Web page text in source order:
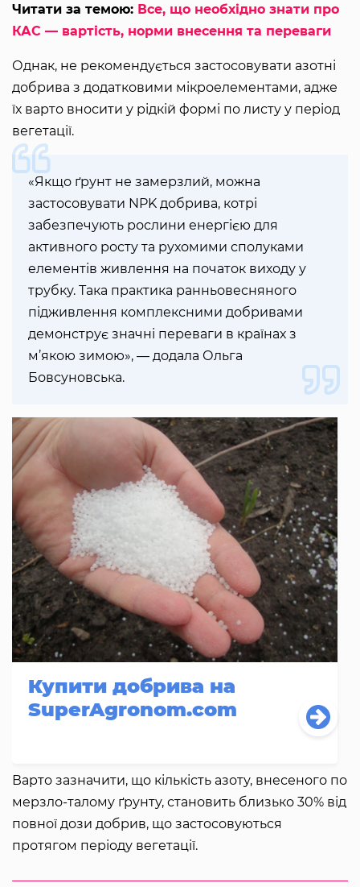
Читати за темою: Все, що необхідно знати про
КАС — вартість, норми внесення та переваги
Однак, не рекомендується застосовувати азотні
добрива з додатковими мікроелементами, адже
їх варто вносити у рідкій формі по листу у період
вегетації.
«Якщо ґрунт не замерзлий, можна
застосовувати NPK добрива, котрі
забезпечують рослини енергією для
активного росту та рухомими сполуками
елементів живлення на початок виходу у
трубку. Така практика ранньовесняного
підживлення комплексними добривами
демонструє значні переваги в країнах з
м’якою зимою», — додала Ольга
Бовсуновська.
Купити добрива на
SuperAgronom.com
Варто зазначити, що кількість азоту, внесеного по
мерзло-талому ґрунту, становить близько 30% від
повної дози добрив, що застосовуються
протягом періоду вегетації.